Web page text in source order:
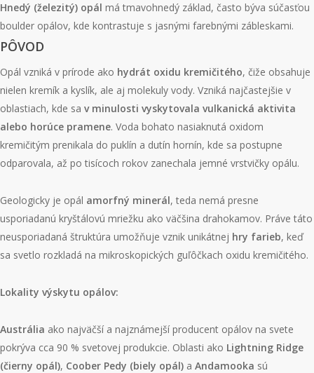
Hnedý (železitý) opál má tmavohnedý základ, často býva súčasťou
boulder opálov, kde kontrastuje s jasnými farebnými zábleskami.
PÔVOD
Opál vzniká v prírode ako hydrát oxidu kremičitého, čiže obsahuje
nielen kremík a kyslík, ale aj molekuly vody. Vzniká najčastejšie v
oblastiach, kde sa v minulosti vyskytovala vulkanická aktivita
alebo horúce pramene. Voda bohato nasiaknutá oxidom
kremičitým prenikala do puklín a dutín hornín, kde sa postupne
odparovala, až po tisícoch rokov zanechala jemné vrstvičky opálu.
Geologicky je opál amorfný minerál, teda nemá presne
usporiadanú kryštálovú mriežku ako väčšina drahokamov. Práve táto
neusporiadaná štruktúra umožňuje vznik unikátnej hry farieb, keď
sa svetlo rozkladá na mikroskopických guľôčkach oxidu kremičitého.
Lokality výskytu opálov:
Austrália ako najväčší a najznámejší producent opálov na svete
pokrýva cca 90 % svetovej produkcie. Oblasti ako Lightning Ridge
(čierny opál), Coober Pedy (biely opál) a Andamooka sú